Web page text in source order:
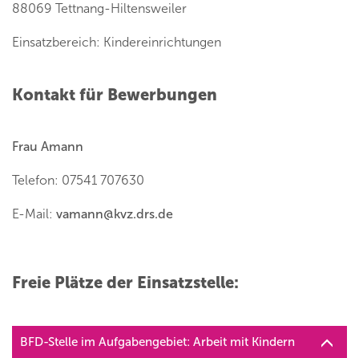
88069 Tettnang-Hiltensweiler
Einsatzbereich: Kindereinrichtungen
Kontakt für Bewerbungen
Frau Amann
Telefon: 07541 707630
E-Mail: vamann@kvz.drs.de
Freie Plätze der Einsatzstelle:
BFD-Stelle im Aufgabengebiet: Arbeit mit Kindern